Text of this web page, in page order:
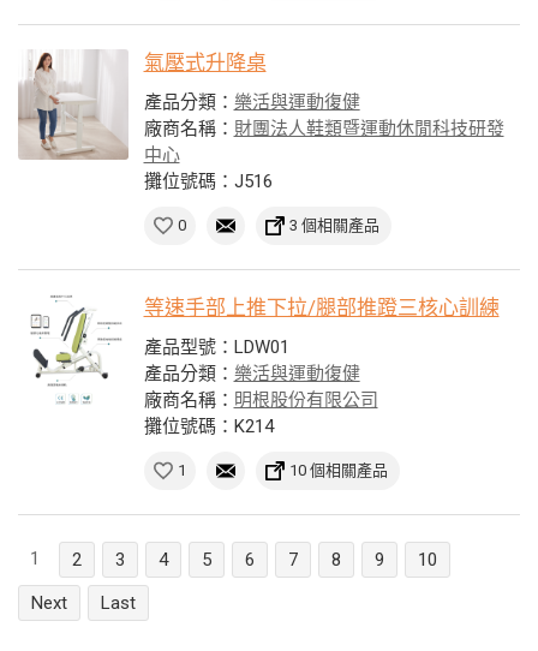
氣壓式升降桌
產品分類： 樂活與運動復健
廠商名稱： 財團法人鞋類暨運動休閒科技研發
中心
攤位號碼：J516
0 3 個相關產品
等速手部上推下拉/腿部推蹬三核心訓練
產品型號：LDW01
產品分類： 樂活與運動復健
廠商名稱： 明根股份有限公司
攤位號碼：K214
1 10 個相關產品
1 2 3 4 5 6 7 8 9
10
Next
Last